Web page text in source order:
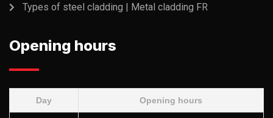
Types of steel cladding | Metal cladding FR
Opening hours
Day Opening hours